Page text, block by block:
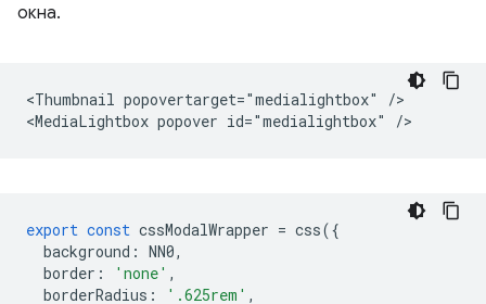
окна.
<Thumbnail popovertarget="medialightbox" />
export const cssModalWrapper = css({
background : NN0,
border : 'none' ,
borderRadius : '.625rem' ,